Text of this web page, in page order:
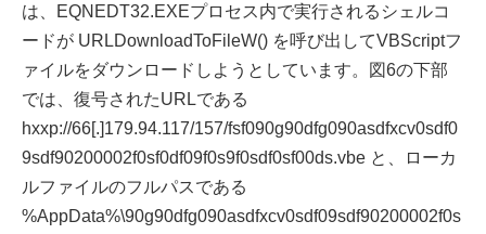
は、EQNEDT32.EXEプロセス内で実行されるシェルコ
ードが URLDownloadToFileW() を呼び出してVBScriptフ
ァイルをダウンロードしようとしています。図6の下部
では、復号されたURLである
hxxp://66[.]179.94.117/157/fsf090g90dfg090asdfxcv0sdf0
9sdf90200002f0sf0df09f0s9f0sdf0sf00ds.vbe と、ローカ
ルファイルのフルパスである
%AppData%\90g90dfg090asdfxcv0sdf09sdf90200002f0s